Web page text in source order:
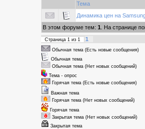
Тема
Динамика цен на
В этом форуме тем: 1 . На странице
Страница 1 из 1 1
Обычная тема (Есть новые сообщения)
Обычная тема
Обычная тема (Нет новых сообщений)
Тема - опрос
Горячая тема (Есть новые сообщения)
Важная тема
Горячая тема (Нет новых сообщений)
Горячая тема
Закрытая тема (Нет новых сообщений)
Закрытая тема